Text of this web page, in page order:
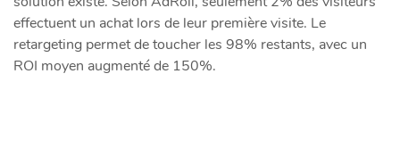
effectuent un achat lors de leur première visite. Le
retargeting permet de toucher les 98% restants, avec un
ROI moyen augmenté de 150%.